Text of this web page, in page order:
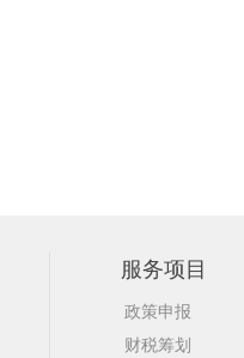
服务项目
政策申报
财税筹划